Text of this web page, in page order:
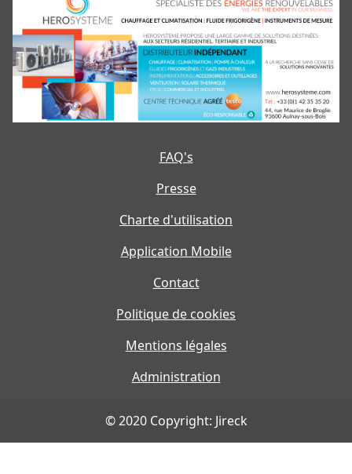
FAQ's
Presse
Charte d'utilisation
Application Mobile
Contact
Politique de cookies
Mentions légales
Administration
© 2020 Copyright: Jireck